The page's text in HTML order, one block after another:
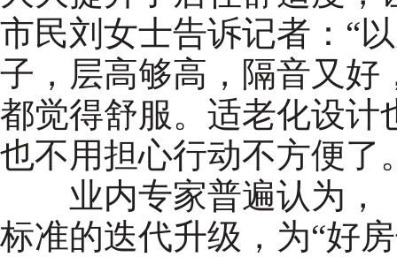
市民刘女士告诉记者：“
子，层高够高，隔音又好
都觉得舒服。适老化设计
也不用担心行动不方便了
业内专家普遍认为，
标准的迭代升级，为“好